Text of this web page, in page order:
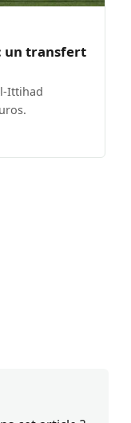
un transfert
Ittihad